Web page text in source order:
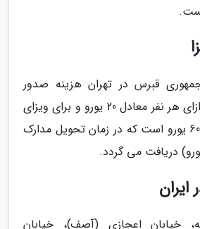
قبرس در تهران هزینه صدور
ویزای یکبار ورود به ازای هر نفر معادل 20 یورو و برای ویزای
چند بار ورود معادل 60 یورو است که در زمان تحویل مدارک
دریافت می گردد.
خیابان اعجازی (آصف)، خیابان